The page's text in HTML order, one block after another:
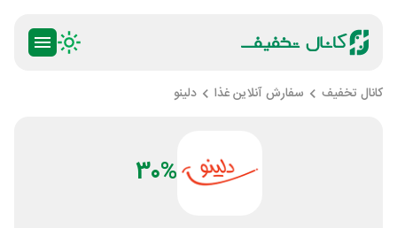
کانال تخفیف سفارش آنلاین غذا دلینو
30%